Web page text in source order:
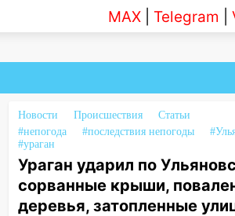
MAX Telegram
Новости Происшествия
Статьи
#непогода
#последствия непогоды
#ураган
Ураган ударил по
сорванные крыши,
деревья, затопленные